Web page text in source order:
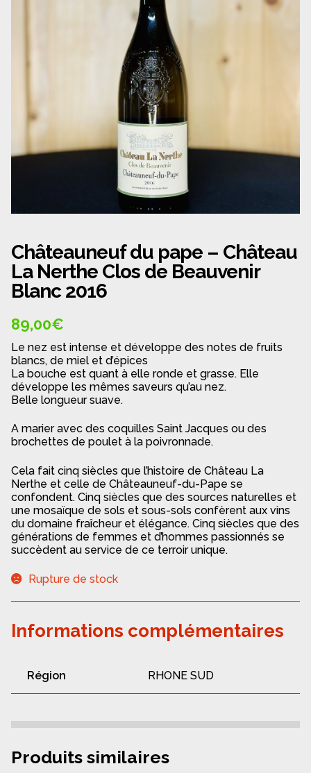
Politique de confidentialité
Politique de cookies (UE)
Qui sommes nous ?
Validation de la commande
Châteauneuf du pape – Château
La Nerthe Clos de Beauvenir
Blanc 2016
89,00€
Le nez est intense et développe des notes de fruits
blancs, de miel et d’épices
La bouche est quant à elle ronde et grasse. Elle
développe les mêmes saveurs qu’au nez.
Belle longueur suave.
A marier avec des coquilles Saint Jacques ou des
brochettes de poulet à la poivronnade.
Cela fait cinq siècles que l’histoire de Château La
Nerthe et celle de Châteauneuf-du-Pape se
confondent. Cinq siècles que des sources naturelles et
une mosaïque de sols et sous-sols confèrent aux vins
du domaine fraîcheur et élégance. Cinq siècles que des
générations de femmes et d’hommes passionnés se
succèdent au service de ce terroir unique.
Rupture de stock
Informations complémentaires
Région RHONE SUD
Produits similaires